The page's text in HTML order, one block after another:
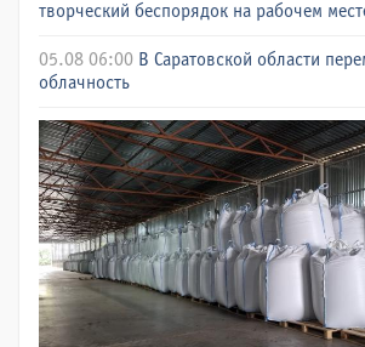
творческий беспорядок на рабочем
05.08 06:00 В Саратовской области
облачность